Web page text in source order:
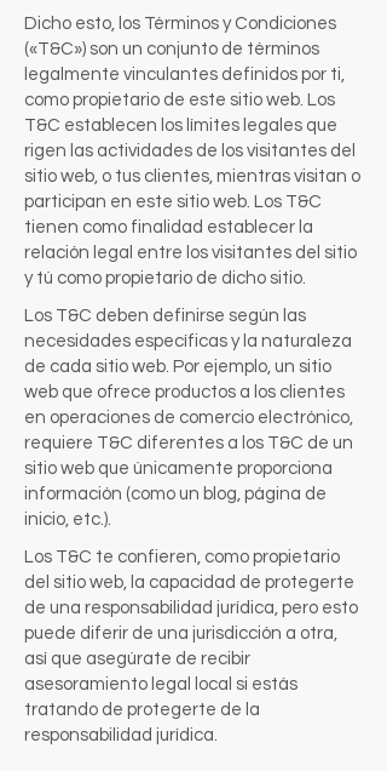
Dicho esto, los Términos y Condiciones
(«T&C») son un conjunto de términos
legalmente vinculantes definidos por ti,
como propietario de este sitio web. Los
T&C establecen los límites legales que
rigen las actividades de los visitantes del
sitio web, o tus clientes, mientras visitan o
participan en este sitio web. Los T&C
tienen como finalidad establecer la
relación legal entre los visitantes del sitio
y tú como propietario de dicho sitio.
Los T&C deben definirse según las
necesidades específicas y la naturaleza
de cada sitio web. Por ejemplo, un sitio
web que ofrece productos a los clientes
en operaciones de comercio electrónico,
requiere T&C diferentes a los T&C de un
sitio web que únicamente proporciona
información (como un blog, página de
inicio, etc.).
Los T&C te confieren, como propietario
del sitio web, la capacidad de protegerte
de una responsabilidad jurídica, pero esto
puede diferir de una jurisdicción a otra,
así que asegúrate de recibir
asesoramiento legal local si estás
tratando de protegerte de la
responsabilidad jurídica.